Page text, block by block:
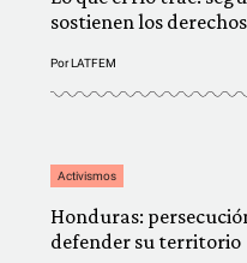
sostienen los derechos
PorLATFEM
Activismos
Honduras:
defender su territorio